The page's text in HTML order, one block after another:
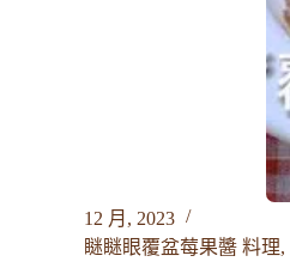
12 月, 2023
瞇瞇眼覆盆莓果醬 料理,